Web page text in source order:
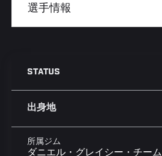
STATUS
出身地
所属ジム
ダニエル・グレイシー・チーム